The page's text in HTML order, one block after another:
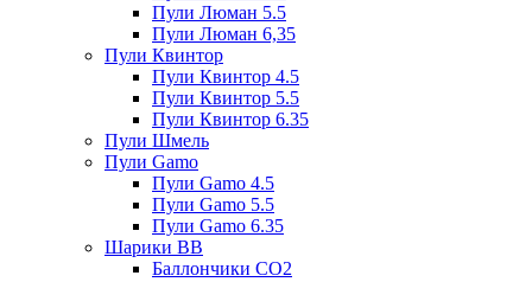
Пули Люман 5.5
Пули Люман 6,35
Пули Квинтор
Пули Квинтор 4.5
Пули Квинтор 5.5
Пули Квинтор 6.35
Пули Шмель
Пули Gamo
Пули Gamo 4.5
Пули Gamo 5.5
Пули Gamo 6.35
Шарики BB
Баллончики CO2